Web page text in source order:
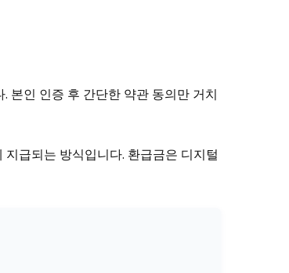
본인 인증 후 간단한 약관 동의만 거치
지급되는 방식입니다. 환급금은 디지털